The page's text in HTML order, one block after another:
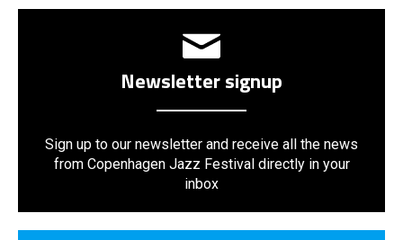
Newsletter signup
Sign up to our newsletter and receive all the news
from Copenhagen Jazz Festival directly in your
inbox